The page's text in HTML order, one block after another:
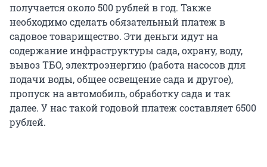
получается около 500 рублей в год. Также
необходимо сделать обязательный платеж в
садовое товарищество. Эти деньги идут на
содержание инфраструктуры сада, охрану, воду,
вывоз ТБО, электроэнергию (работа насосов для
подачи воды, общее освещение сада и другое),
пропуск на автомобиль, обработку сада и так
далее. У нас такой годовой платеж составляет 6500
рублей.